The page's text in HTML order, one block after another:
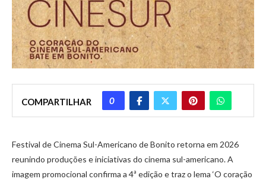
COMPARTILHAR 0
Festival de Cinema Sul-Americano de Bonito retorna em 2026
reunindo produções e iniciativas do cinema sul-americano. A
imagem promocional confirma a 4ª edição e traz o lema ‘O coração